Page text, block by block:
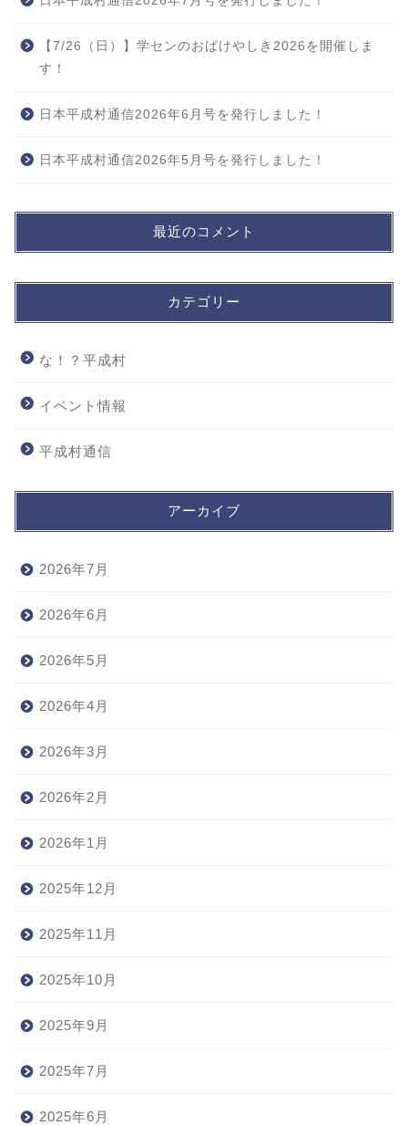
【7/26（日）】学センのおばけやしき2026を開催しま
す！
日本平成村通信2026年6月号を発行しました！
日本平成村通信2026年5月号を発行しました！
最近のコメント
カテゴリー
な！？平成村
イベント情報
平成村通信
アーカイブ
2026年7月
2026年6月
2026年5月
2026年4月
2026年3月
2026年2月
2026年1月
2025年12月
2025年11月
2025年10月
2025年9月
2025年7月
2025年6月